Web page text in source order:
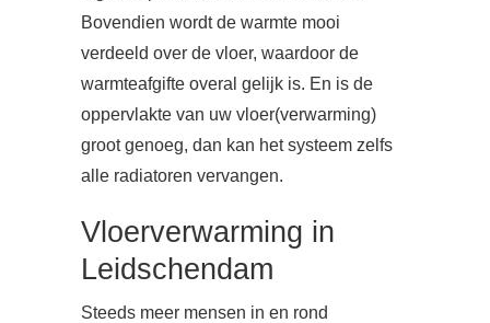
Bovendien wordt de warmte mooi
verdeeld over de vloer, waardoor de
warmteafgifte overal gelijk is. En is de
oppervlakte van uw vloer(verwarming)
groot genoeg, dan kan het systeem zelfs
alle radiatoren vervangen.
Vloerverwarming in
Leidschendam
Steeds meer mensen in en rond